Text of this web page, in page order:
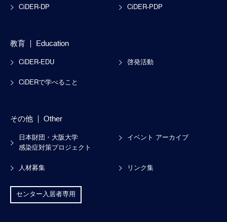
CiDER-DP CiDER-PDP
教育 Education
CiDER-EDU 啓発活動
CiDERで学べること
その他 Other
日本財団・大阪大学
感染症対策プロジェクト
イベント アーカイブ
人材募集 リンク集
センター入居者専用